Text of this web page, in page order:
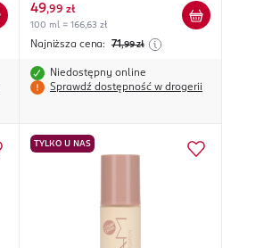
49,99 zł
100 ml = 166,63 zł
Najniższa cena: 71,99 zł
Niedostępny online
Sprawdź dostępność w drogerii
TYLKO U NAS